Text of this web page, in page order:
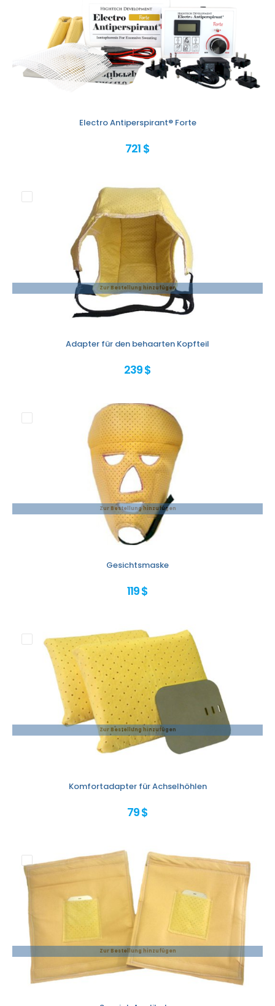
Electro Antiperspirant® Forte
721 $
Zur Bestellung hinzufügen
Adapter für den behaarten Kopfteil
239 $
Zur Bestellung hinzufügen
Gesichtsmaske
119 $
Zur Bestellung hinzufügen
Komfortadapter für Achselhöhlen
79 $
Zur Bestellung hinzufügen